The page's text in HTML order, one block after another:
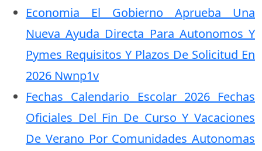
Economia El Gobierno Aprueba Una
Nueva Ayuda Directa Para Autonomos Y
Pymes Requisitos Y Plazos De Solicitud En
2026 Nwnp1v
Fechas Calendario Escolar 2026 Fechas
Oficiales Del Fin De Curso Y Vacaciones
De Verano Por Comunidades Autonomas